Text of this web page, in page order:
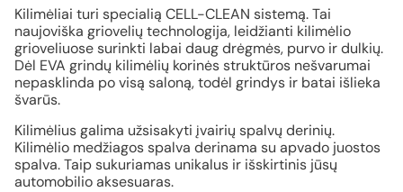
Kilimėliai turi specialią CELL-CLEAN sistemą. Tai
naujoviška griovelių technologija, leidžianti kilimėlio
grioveliuose surinkti labai daug drėgmės, purvo ir dulkių.
Dėl EVA grindų kilimėlių korinės struktūros nešvarumai
nepasklinda po visą saloną, todėl grindys ir batai išlieka
švarūs.
Kilimėlius galima užsisakyti įvairių spalvų derinių.
Kilimėlio medžiagos spalva derinama su apvado juostos
spalva. Taip sukuriamas unikalus ir išskirtinis jūsų
automobilio aksesuaras.